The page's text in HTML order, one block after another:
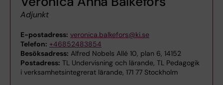
Adjunkt
E-postadress: veronica.balkefors@ki.se
Telefon: +46852483854
Besöksadress: Alfred Nobels Allé 10, plan 6, 14152
Postadress: TL Undervisning och lärande, TL Pedagogik
i verksamhetsintegrerat lärande, 171 77 Stockholm